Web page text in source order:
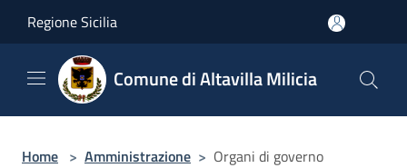
Regione Sicilia
Comune di Altavilla Milicia
Home > Amministrazione > Organi di governo